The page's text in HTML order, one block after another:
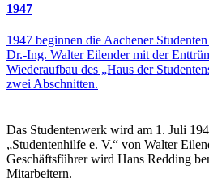
1947
1947 beginnen die Aachener
Dr.-Ing. Walter Eilender mit der
Wiederaufbau des „Haus der
zwei Abschnitten.
Das Studentenwerk wird am 1. Juli
„Studentenhilfe e. V.“ von Walter
Geschäftsführer wird Hans Redding
Mitarbeitern.